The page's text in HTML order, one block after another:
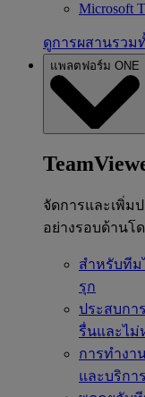
Microsoft
ดูการผสานรวม
แพลตฟอร์ม ONE
จัดการและเพิ่
อย่างรอบด้านโ
สำหรับทีม
รุก
ประสบก
รื่นและไม่
การทำงา
และบริกา